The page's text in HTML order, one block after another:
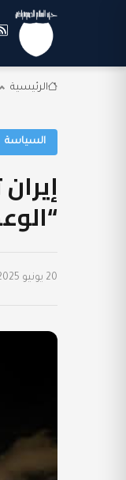
الرئيسية
السياسة
“الوعد الصادق
20 يونيو 2025